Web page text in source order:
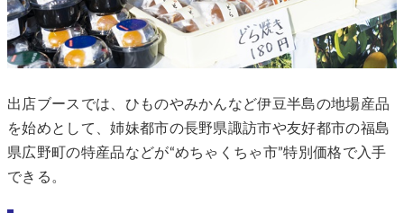
出店ブースでは、ひものやみかんなど伊豆半島の地場産品
を始めとして、姉妹都市の長野県諏訪市や友好都市の福島
県広野町の特産品などが“めちゃくちゃ市”特別価格で入手
できる。